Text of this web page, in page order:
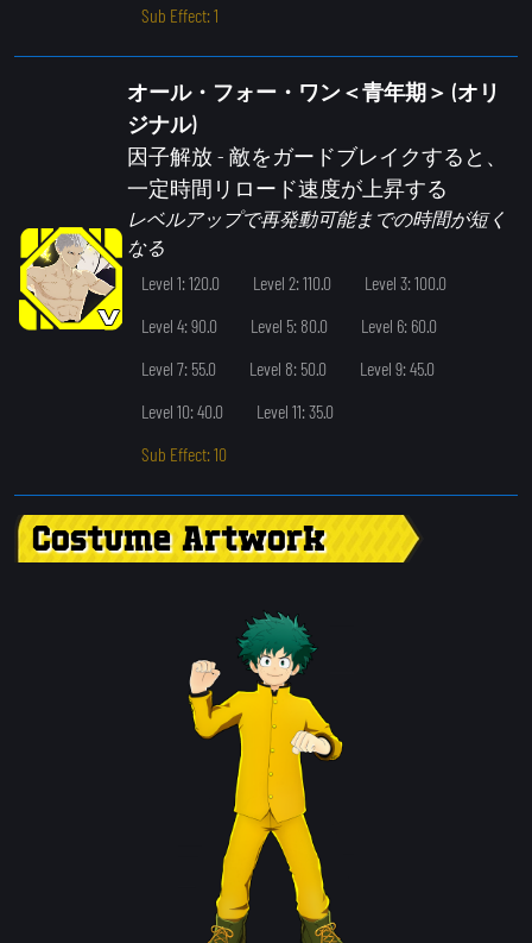
Sub Effect: 1
オール・フォー・ワン＜青年期＞ (オリ
ジナル)
因子解放 - 敵をガードブレイクすると、
一定時間リロード速度が上昇する
レベルアップで再発動可能までの時間が短く
なる
Level 1: 120.0
Level 2: 110.0
Level 3: 100.0
Level 4: 90.0
Level 5: 80.0
Level 6: 60.0
Level 7: 55.0
Level 8: 50.0
Level 9: 45.0
Level 10: 40.0
Level 11: 35.0
Sub Effect: 10
Costume Artwork